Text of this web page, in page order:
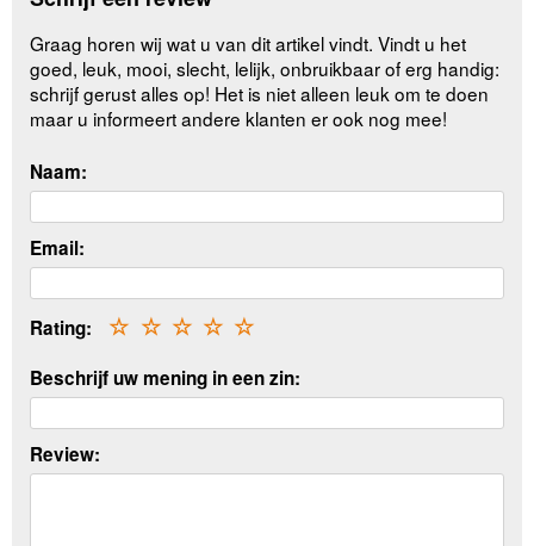
Graag horen wij wat u van dit artikel vindt. Vindt u het
goed, leuk, mooi, slecht, lelijk, onbruikbaar of erg handig:
schrijf gerust alles op! Het is niet alleen leuk om te doen
maar u informeert andere klanten er ook nog mee!
Naam:
Email:
Rating: ☆
☆
☆
☆
☆
Beschrijf uw mening in een zin:
Review: